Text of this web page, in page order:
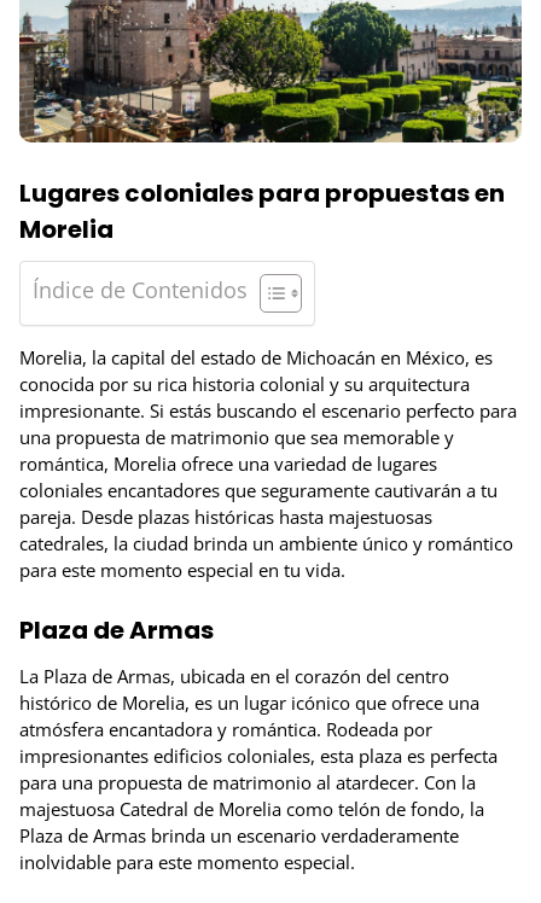
Lugares coloniales para propuestas en
Morelia
Índice de Contenidos
Morelia, la capital del estado de Michoacán en México, es
conocida por su rica historia colonial y su arquitectura
impresionante. Si estás buscando el escenario perfecto para
una propuesta de matrimonio que sea memorable y
romántica, Morelia ofrece una variedad de lugares
coloniales encantadores que seguramente cautivarán a tu
pareja. Desde plazas históricas hasta majestuosas
catedrales, la ciudad brinda un ambiente único y romántico
para este momento especial en tu vida.
Plaza de Armas
La Plaza de Armas, ubicada en el corazón del centro
histórico de Morelia, es un lugar icónico que ofrece una
atmósfera encantadora y romántica. Rodeada por
impresionantes edificios coloniales, esta plaza es perfecta
para una propuesta de matrimonio al atardecer. Con la
majestuosa Catedral de Morelia como telón de fondo, la
Plaza de Armas brinda un escenario verdaderamente
inolvidable para este momento especial.